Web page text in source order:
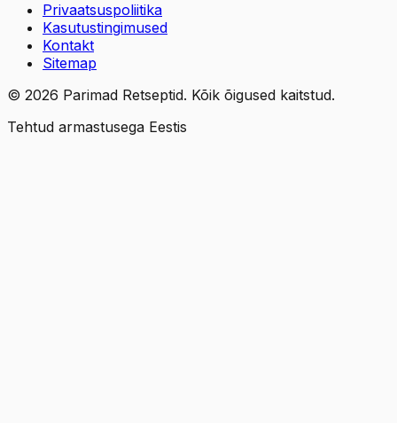
Privaatsuspoliitika
Kasutustingimused
Kontakt
Sitemap
© 2026 Parimad Retseptid. Kõik õigused kaitstud.
Tehtud armastusega Eestis